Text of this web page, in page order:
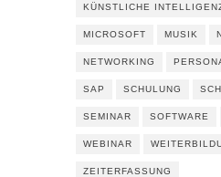
KÜNSTLICHE
MICROSOFT MUSIK
NETWORKING
SAP SCHULUNG
SEMINAR SOFTWARE
WEBINAR
ZEITERFASSUNG